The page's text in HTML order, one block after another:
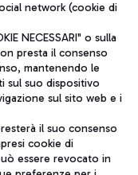
a direzione e
13032990155 P.
network (cookie di
NECESSARI" o sulla
presta il consenso
mantenendo le
sul suo dispositivo
sul sito web e i
il suo consenso
cookie di
essere revocato in